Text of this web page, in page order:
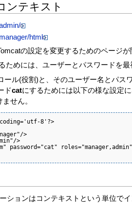
ンテキスト
html
の設定を変更するためのページ
ためには、ユーザーとパスワードを最
ル(役割)と、そのユーザー名とパス
ドcatにするためには以下の様な設定に
せん。
8'?>
>
>
password="cat"
ションはコンテキストという単位で